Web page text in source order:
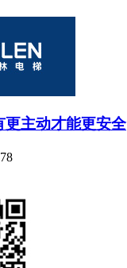
更主动才能更安全